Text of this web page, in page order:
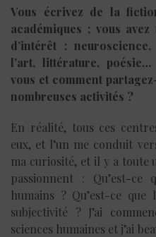
Vous écrivez de la
académiques ; vous
d’intérêt :
l’art, littérature,
vous et comment
nombreuses activités ?
En réalité, tous ces
eux, et l’un me conduit
ma curiosité, et il y a toute
passionnent : Qu’est-
humains ? Qu’est-ce que
subjectivité ? J’ai
sciences humaines et j’ai